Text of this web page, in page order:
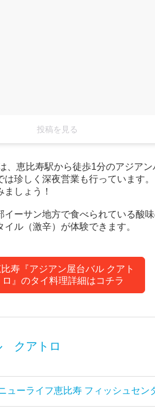
投稿を見る
、恵比寿駅から徒歩1分のアジアン
珍しく深夜営業も行っています
しょう！
イーサン地方で食べられている酸
ル（激辛）が体験できます。
寿『アジアン屋台バル クアト
ロ』のタイ料理詳細はコチラ
クアトロ
ューライフ恵比寿 フィッシュセン